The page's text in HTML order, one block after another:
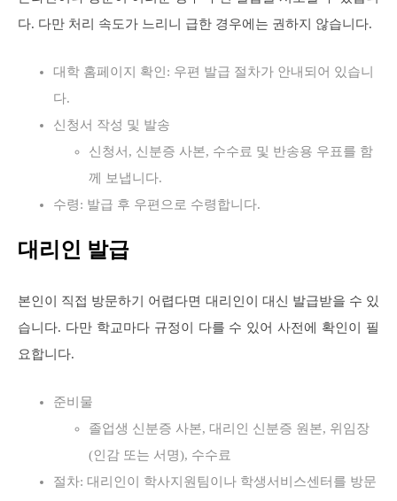
다. 다만 처리 속도가 느리니 급한 경우에는 권하지 않습니다.
대학 홈페이지 확인: 우편 발급 절차가 안내되어 있습니
다.
신청서 작성 및 발송
신청서, 신분증 사본, 수수료 및 반송용 우표를 함
께 보냅니다.
수령: 발급 후 우편으로 수령합니다.
대리인 발급
본인이 직접 방문하기 어렵다면 대리인이 대신 발급받을 수 있
습니다. 다만 학교마다 규정이 다를 수 있어 사전에 확인이 필
요합니다.
준비물
졸업생 신분증 사본, 대리인 신분증 원본, 위임장
(인감 또는 서명), 수수료
절차: 대리인이 학사지원팀이나 학생서비스센터를 방문